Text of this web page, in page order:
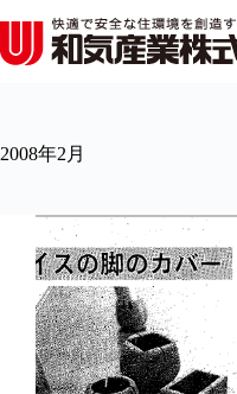
テ
ス
2008年2月